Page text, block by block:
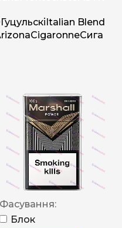
Гуцульскі Italian Blend
CigaronneСига
Фасування:
Блок